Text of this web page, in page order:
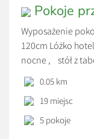
Pokoje
Wyposażenie
120cm Lóżko
nocne , stół z
WI-FI czajnik
balkon
hotelowe
kontynentalne
0.05 km
19 miejsc
5 pokoje